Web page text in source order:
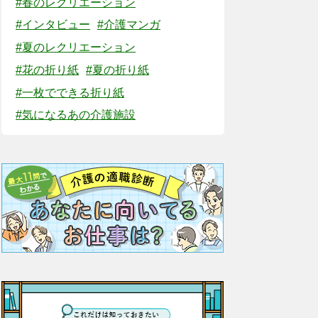
#インタビュー
#介護マンガ
#夏のレクリエーション
#花の折り紙 #夏の折り紙
#一枚でできる折り紙
#気になるあの介護施設